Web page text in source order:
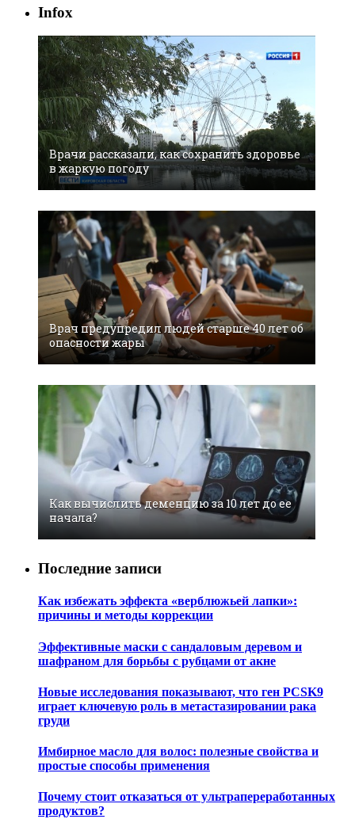
Infox
Врачи рассказали, как сохранить здоровье
в жаркую погоду
Врач предупредил людей старше 40 лет об
опасности жары
Как вычислить деменцию за 10 лет до ее
начала?
Последние записи
Как избежать эффекта «верблюжьей лапки»:
причины и методы коррекции
Эффективные маски с сандаловым деревом и
шафраном для борьбы с рубцами от акне
Новые исследования показывают, что ген PCSK9
играет ключевую роль в метастазировании рака
груди
Имбирное масло для волос: полезные свойства и
простые способы применения
Почему стоит отказаться от ультрапереработанных
продуктов?